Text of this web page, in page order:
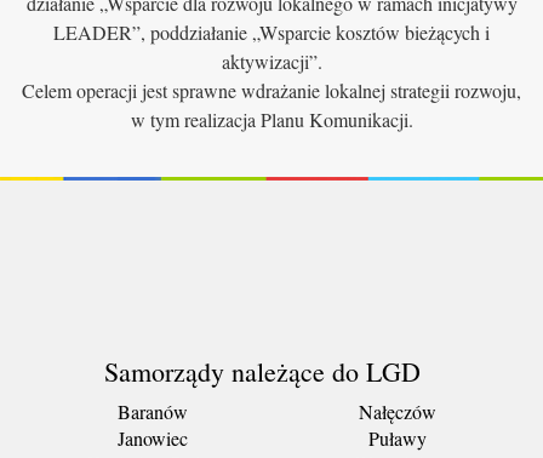
LEADER”, poddziałanie „Wsparcie kosztów bieżących i
aktywizacji”.
Celem operacji jest sprawne wdrażanie lokalnej strategii rozwoju,
w tym realizacja Planu Komunikacji.
Samorządy należące do LGD
Baranów
Janowiec
Nałęczów
Puławy